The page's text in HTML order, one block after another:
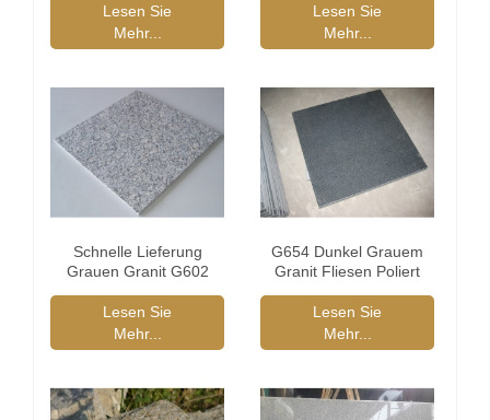
Lesen Sie
Mehr...
Lesen Sie
Mehr...
Schnelle Lieferung
Grauen Granit G602
Lesen Sie
Mehr...
G654 Dunkel Grauem
Granit Fliesen Poliert
Lesen Sie
Mehr...